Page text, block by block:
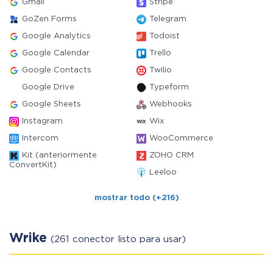
Gmail Stripe
GoZen Forms Telegram
Google Analytics Todoist
Google Calendar Trello
Google Contacts Twilio
Google Drive Typeform
Google Sheets Webhooks
Instagram Wix
Intercom WooCommerce
Kit (anteriormente
ConvertKit)
ZOHO CRM
Leeloo
mostrar todo (+216)
Wrike (261 conector listo para usar)